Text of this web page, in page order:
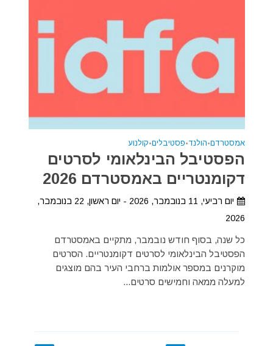
אמסטרדם•הולנד•פסטיבלים•קולנוע
הפסטיבל הבינלאומי לסרטים
דקומנטריים באמסטרדם 2026
יום רביעי, 11 בנובמבר, 2026 - יום ראשון, 22 בנובמבר,
2026
כל שנה, בסוף חודש נובמבר, מתקיים באמסטרדם
הפסטיבל הבינלאומי לסרטים דקומנטריים. הסרטים
מוקרנים במספר אולמות ברחבי העיר בהם מוצגים
למעלה ממאה וחמישים סרטים...